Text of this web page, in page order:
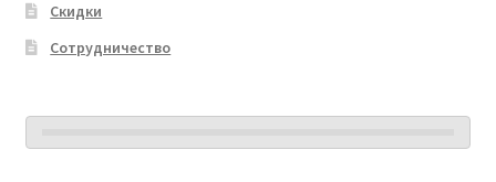
Скидки
Сотрудничество